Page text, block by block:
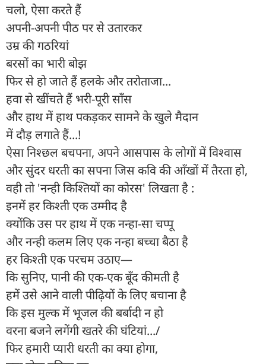
चलो, ऐसा करते हैं
अपनी-अपनी पीठ पर से उतारकर
उम्र की गठरियां
बरसों का भारी बोझ
फिर से हो जाते हैं हलके और तरोताजा...
हवा से खींचते हैं भरी-पूरी साँस
और हाथ में हाथ पकड़कर सामने के खुले मैदान
में दौड़ लगाते हैं...!
ऐसा निश्छल बचपना, अपने आसपास के लोगों में विश्वास
और सुंदर धरती का सपना जिस कवि की आँखों में तैरता हो,
वही तो 'नन्ही किश्तियों का कोरस' लिखता है :
इनमें हर किश्ती एक उम्मीद है
क्योंकि उस पर हाथ में एक नन्हा-सा चप्पू
और नन्ही कलम लिए एक नन्हा बच्चा बैठा है
हर किश्ती एक परचम उठाए—
कि सुनिए, पानी की एक-एक बूँद कीमती है
हमें उसे आने वाली पीढ़ियों के लिए बचाना है
कि इस मुल्क में भूजल की बर्बादी न हो
वरना बजने लगेंगी खतरे की घंटियां.../
फिर हमारी प्यारी धरती का क्या होगा,